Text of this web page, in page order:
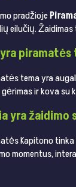
pradžioje
eilučių.
yra piramatės
tema yra
ir kova su
yra žaidimo
Kapitono
momentus,